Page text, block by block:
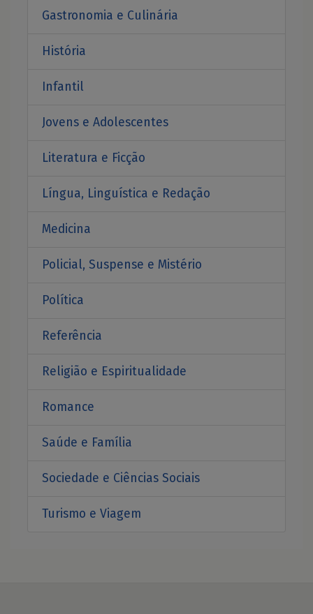
Gastronomia e Culinária
História
Infantil
Jovens e Adolescentes
Literatura e Ficção
Língua, Linguística e Redação
Medicina
Policial, Suspense e Mistério
Política
Referência
Religião e Espiritualidade
Romance
Saúde e Família
Sociedade e Ciências Sociais
Turismo e Viagem